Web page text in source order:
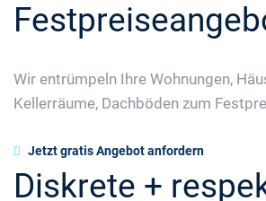
Wir entrümpeln Ihre Wohnungen,
Kellerräume, Dachböden zum
Jetzt gratis Angebot anfordern
Diskrete +